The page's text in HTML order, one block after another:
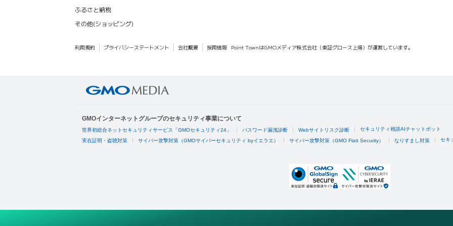
ふるさと納税
その他(ショッピング)
利用規約 プライバシーステートメント 会社概要 採用情報 Point TownはGMOメディア株式会社（東証グロース上場）が運営しています。
GMOインターネットグループのセキュリティ事業について
世界初総合ネットセキュリティサービス「GMOセキュリティ24」 パスワード漏洩診断 Webサイトリスク診断 セキュリティ相談AIチャットボット
実在証明・盗聴対策 サイバー攻撃対策（GMOサイバーセキュリティ byイエラエ） サイバー攻撃対策（GMO Flatt Security） なりすまし対策 セキ